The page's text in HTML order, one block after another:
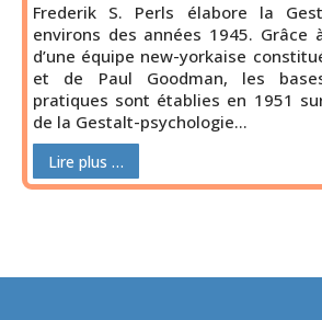
Frederik S. Perls élabore la
environs des années 1945. Grâce
d’une équipe new-yorkaise
et de Paul Goodman, les
pratiques sont établies en 1951
de la Gestalt-psychologie…
Lire plus …